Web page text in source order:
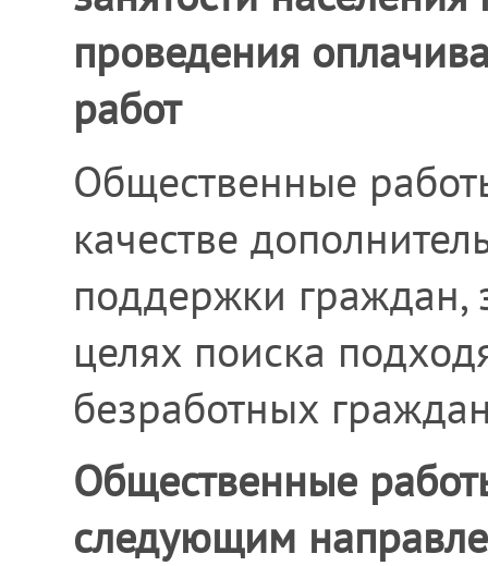
проведения
работ
Общественные
качестве
поддержки граждан,
целях поиска
безработных
Общественные
следующим